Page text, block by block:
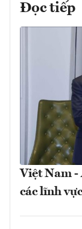
Đọc tiếp
Việt Nam
các lĩnh